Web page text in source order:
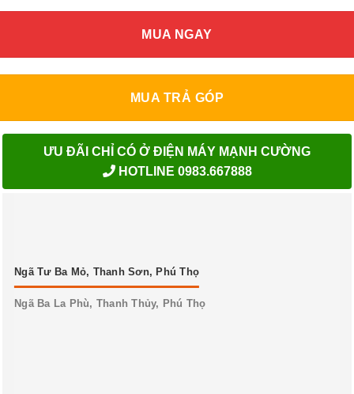
MUA NGAY
MUA TRẢ GÓP
ƯU ĐÃI CHỈ CÓ Ở ĐIỆN MÁY MẠNH CƯỜNG
HOTLINE 0983.667888
Ngã Tư Ba Mỏ, Thanh Sơn, Phú Thọ
Ngã Ba La Phù, Thanh Thủy, Phú Thọ